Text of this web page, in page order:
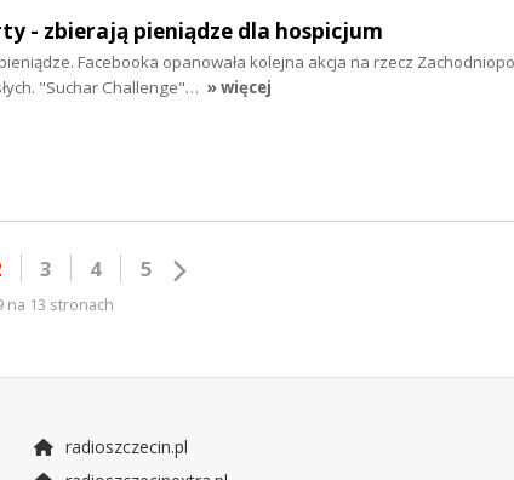
- zbierają pieniądze dla hospicjum
Facebooka opanowała kolejna akcja na rzecz
"Suchar Challenge"… » więcej
3 4 5
na 13 stronach
radioszczecin.pl